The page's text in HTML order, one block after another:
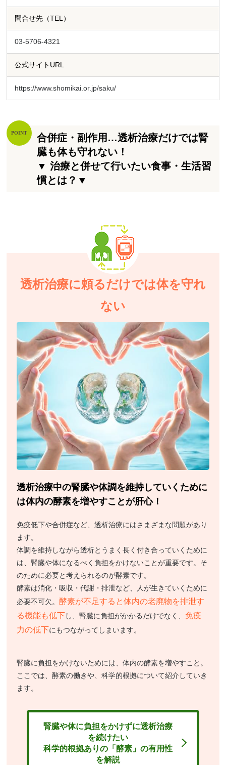
問合せ先（TEL）
03-5706-4321
公式サイトURL
https://www.shomikai.or.jp/saku/
合併症・副作用…透析治療だけでは腎
臓も体も守れない！
▼ 治療と併せて行いたい食事・生活習
慣とは？▼
透析治療に頼るだけでは体を守れ
ない
透析治療中の腎臓や体調を維持していくために
は体内の酵素を増やすことが肝心！
免疫低下や合併症など、透析治療にはさまざまな問題があり
ます。
体調を維持しながら透析とうまく長く付き合っていくために
は、腎臓や体になるべく負担をかけないことが重要です。そ
のために必要と考えられるのが酵素です。
酵素は消化・吸収・代謝・排泄など、人が生きていくために
必要不可欠。 酵素が不足すると体内の老廃物を排泄す
る機能も低下し、腎臓に負担がかかるだけでなく、 免疫
力の低下にもつながってしまいます。
腎臓に負担をかけないためには、体内の酵素を増やすこと。
ここでは、酵素の働きや、科学的根拠について紹介していき
ます。
腎臓や体に負担をかけずに透析治療
を続けたい
科学的根拠ありの「酵素」の有用性
を解説